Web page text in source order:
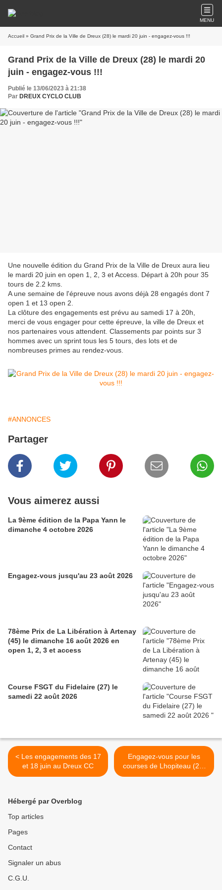
MENU
Accueil » Grand Prix de la Ville de Dreux (28) le mardi 20 juin - engagez-vous !!!
Grand Prix de la Ville de Dreux (28) le mardi 20
juin - engagez-vous !!!
Publié le 13/06/2023 à 21:38
Par DREUX CYCLO CLUB
Une nouvelle édition du Grand Prix de la Ville de Dreux aura lieu
le mardi 20 juin en open 1, 2, 3 et Access. Départ à 20h pour 35
tours de 2.2 kms.
A une semaine de l'épreuve nous avons déjà 28 engagés dont 7
open 1 et 13 open 2.
La clôture des engagements est prévu au samedi 17 à 20h,
merci de vous engager pour cette épreuve, la ville de Dreux et
nos partenaires vous attendent. Classements par points sur 3
hommes avec un sprint tous les 5 tours, des lots et de
nombreuses primes au rendez-vous.
#ANNONCES
Partager
Vous aimerez aussi
La 9ème édition de la Papa Yann le
dimanche 4 octobre 2026
Engagez-vous jusqu'au 23 août 2026
78ème Prix de La Libération à Artenay
(45) le dimanche 16 août 2026 en
open 1, 2, 3 et access
Course FSGT du Fidelaire (27) le
samedi 22 août 2026
< Les engagements des 17
et 18 juin au Dreux CC
Engagez-vous pour les
courses de Lhopiteau (28)
du samedi 17 juin 2023 >
Hébergé par Overblog
Top articles
Pages
Contact
Signaler un abus
C.G.U.